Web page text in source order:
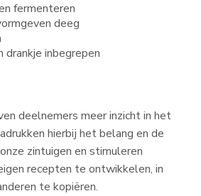
fermenteren
deeg
drankje inbegrepen
deelnemers meer inzicht in het
hierbij het belang en de
zintuigen en stimuleren
recepten te ontwikkelen, in
te kopiëren.